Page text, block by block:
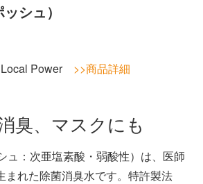
シュ）
Power >>商品詳細
臭、マスクにも
ュ：次亜塩素酸・弱酸性）は、医師
まれた除菌消臭水です。特許製法